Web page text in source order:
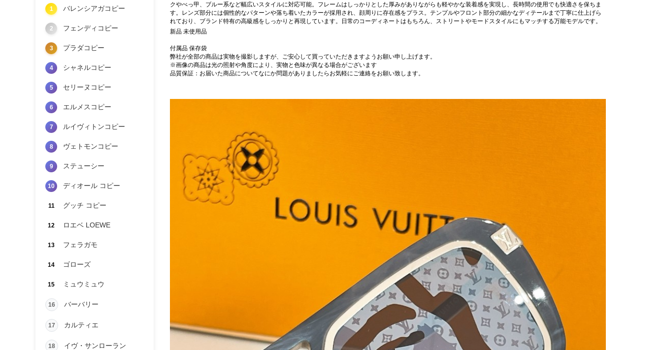
1 バレンシアガコピー
2 フェンディコピー
3 プラダコピー
4 シャネルコピー
5 セリーヌコピー
6 エルメスコピー
7 ルイヴィトンコピー
8 ヴェトモンコピー
9 ステューシー
10 ディオール コピー
11 グッチ コピー
12 ロエベ LOEWE
13 フェラガモ
14 ゴローズ
15 ミュウミュウ
16 バーバリー
17 カルティエ
18 イヴ・サンローラン
クやべっ甲、ブルー系など幅広いスタイルに対応可能。フレームはしっかりとした厚みがありながらも軽やかな装着感を実現し、長時間の使用でも快適さを保ちま
す。レンズ部分には個性的なパターンや落ち着いたカラーが採用され、顔周りに存在感をプラス。テンプルやフロント部分の細かなディテールまで丁寧に仕上げら
れており、ブランド特有の高級感をしっかりと再現しています。日常のコーディネートはもちろん、ストリートやモードスタイルにもマッチする万能モデルです。
新品 未使用品
付属品 保存袋
弊社が全部の商品は実物を撮影しますが、ご安心して買っていただきますようお願い申し上げます。
※画像の商品は光の照射や角度により、実物と色味が異なる場合がございます
品質保証：お届いた商品についてなにか問題がありましたらお気軽にご連絡をお願い致します。